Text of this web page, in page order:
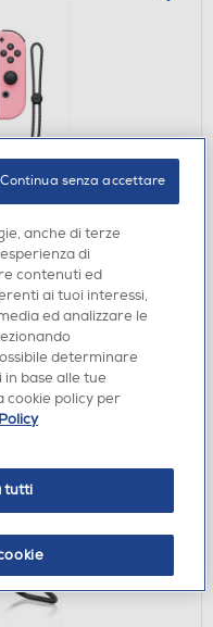
verifica
anche di terze
di
contenuti ed
ai tuoi interessi,
ed analizzare le
determinare
base alle tue
cookie policy per
tutti
senza accettare